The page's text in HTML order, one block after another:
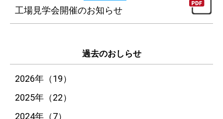
工場見学会開催のお知らせ
過去のおしらせ
2026年（19）
2025年（22）
2024年（7）